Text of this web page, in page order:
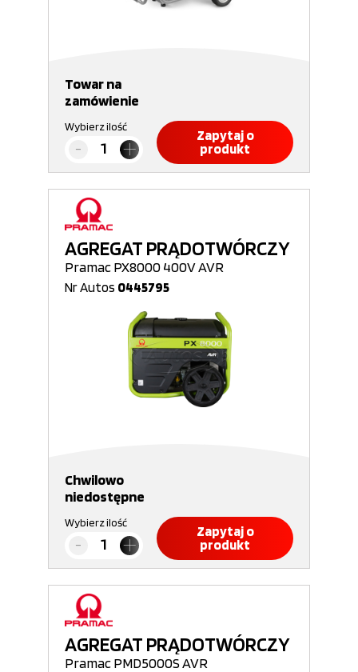
Towar na
zamówienie
Wybierz ilość
Zapytaj o
produkt
AGREGAT PRĄDOTWÓRCZY
Pramac PX8000 400V AVR
Nr Autos 0445795
Chwilowo
niedostępne
Wybierz ilość
Zapytaj o
produkt
AGREGAT PRĄDOTWÓRCZY
Pramac PMD5000S AVR